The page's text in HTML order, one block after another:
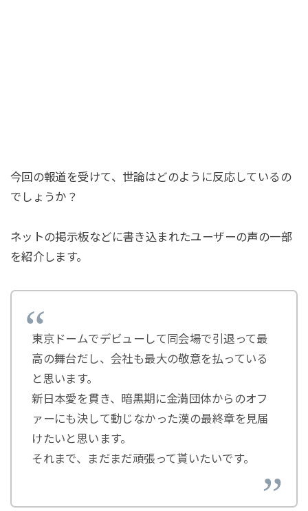
今回の報道を受けて、世論はどのように反応しているの
でしょうか？
ネットの掲示板などに書き込まれたユーザーの声の一部
を紹介します。
東京ドームでデビューして同会場で引退って最
高の舞台だし、会社も最大の敬意を払っている
と思います。
新日本愛を貫き、暗黒期に金満団体からのオフ
ァーにも決して動じなかった漢の最終章を見届
けたいと思います。
それまで、まだまだ頑張って貰いたいです。